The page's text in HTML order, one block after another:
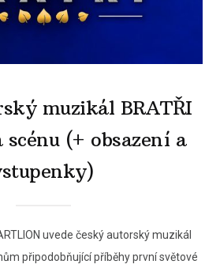
muzikál BRATŘI
(+ obsazení a
uvede český autorský muzikál
připodobňující příběhy první světové